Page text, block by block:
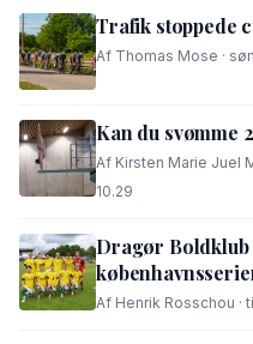
Trafik stoppede
Af Thomas Mose ·
Kan du svømme
Af Kirsten Marie Juel
10.29
Dragør
Af Henrik Rosschou ·